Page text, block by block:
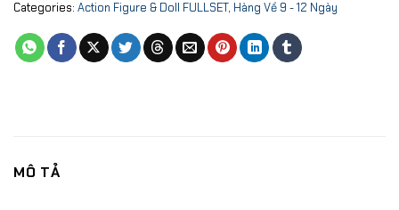
Categories: Action Figure & Doll FULLSET, Hàng Về 9 - 12 Ngày
MÔ TẢ